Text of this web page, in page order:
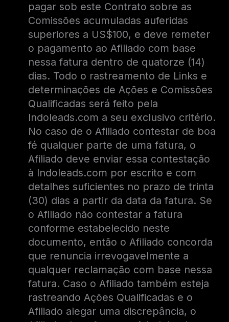
pagar sob este Contrato sobre as
Comissões acumuladas auferidas
superiores a US$100, e deve remeter
o pagamento ao Afiliado com base
nessa fatura dentro de quatorze (14)
dias. Todo o rastreamento de Links e
determinações de Ações e Comissões
Qualificadas será feito pela
Indoleads.com a seu exclusivo critério.
No caso de o Afiliado contestar de boa
fé qualquer parte de uma fatura, o
Afiliado deve enviar essa contestação
à Indoleads.com por escrito e com
detalhes suficientes no prazo de trinta
(30) dias a partir da data da fatura. Se
o Afiliado não contestar a fatura
conforme estabelecido neste
documento, então o Afiliado concorda
que renuncia irrevogavelmente a
qualquer reclamação com base nessa
fatura. Caso o Afiliado também esteja
rastreando Ações Qualificadas e o
Afiliado alegar uma discrepância, o